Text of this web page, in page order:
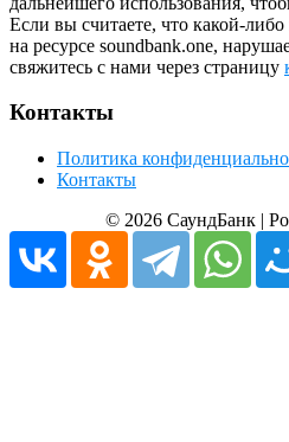
Если вы считаете, что какой-
на ресурсе soundbank.one,
свяжитесь с нами через страницу
Контакты
Политика
Контакты
© 2026 СаундБанк |